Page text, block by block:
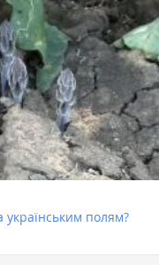
українським полям?